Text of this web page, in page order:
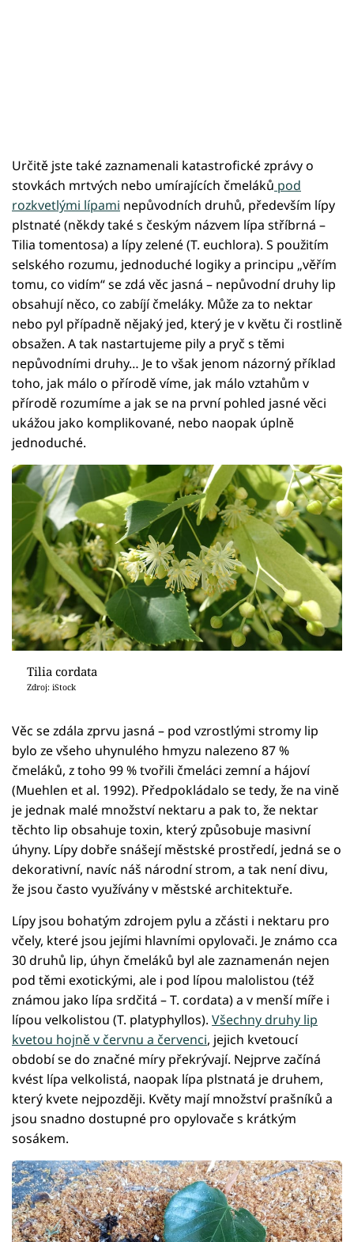
Určitě jste také zaznamenali katastrofické zprávy o
stovkách mrtvých nebo umírajících čmeláků pod
rozkvetlými lípami nepůvodních druhů, především lípy
plstnaté (někdy také s českým názvem lípa stříbrná –
Tilia tomentosa) a lípy zelené (T. euchlora). S použitím
selského rozumu, jednoduché logiky a principu „věřím
tomu, co vidím“ se zdá věc jasná – nepůvodní druhy lip
obsahují něco, co zabíjí čmeláky. Může za to nektar
nebo pyl případně nějaký jed, který je v květu či rostlině
obsažen. A tak nastartujeme pily a pryč s těmi
nepůvodními druhy… Je to však jenom názorný příklad
toho, jak málo o přírodě víme, jak málo vztahům v
přírodě rozumíme a jak se na první pohled jasné věci
ukážou jako komplikované, nebo naopak úplně
jednoduché.
Tilia cordata
Zdroj: iStock
Věc se zdála zprvu jasná – pod vzrostlými stromy lip
bylo ze všeho uhynulého hmyzu nalezeno 87 %
čmeláků, z toho 99 % tvořili čmeláci zemní a hájoví
(Muehlen et al. 1992). Předpokládalo se tedy, že na vině
je jednak malé množství nektaru a pak to, že nektar
těchto lip obsahuje toxin, který způsobuje masivní
úhyny. Lípy dobře snášejí městské prostředí, jedná se o
dekorativní, navíc náš národní strom, a tak není divu,
že jsou často využívány v městské architektuře.
Lípy jsou bohatým zdrojem pylu a zčásti i nektaru pro
včely, které jsou jejími hlavními opylovači. Je známo cca
30 druhů lip, úhyn čmeláků byl ale zaznamenán nejen
pod těmi exotickými, ale i pod lípou malolistou (též
známou jako lípa srdčitá – T. cordata) a v menší míře i
lípou velkolistou (T. platyphyllos). Všechny druhy lip
kvetou hojně v červnu a červenci, jejich kvetoucí
období se do značné míry překrývají. Nejprve začíná
kvést lípa velkolistá, naopak lípa plstnatá je druhem,
který kvete nejpozději. Květy mají množství prašníků a
jsou snadno dostupné pro opylovače s krátkým
sosákem.